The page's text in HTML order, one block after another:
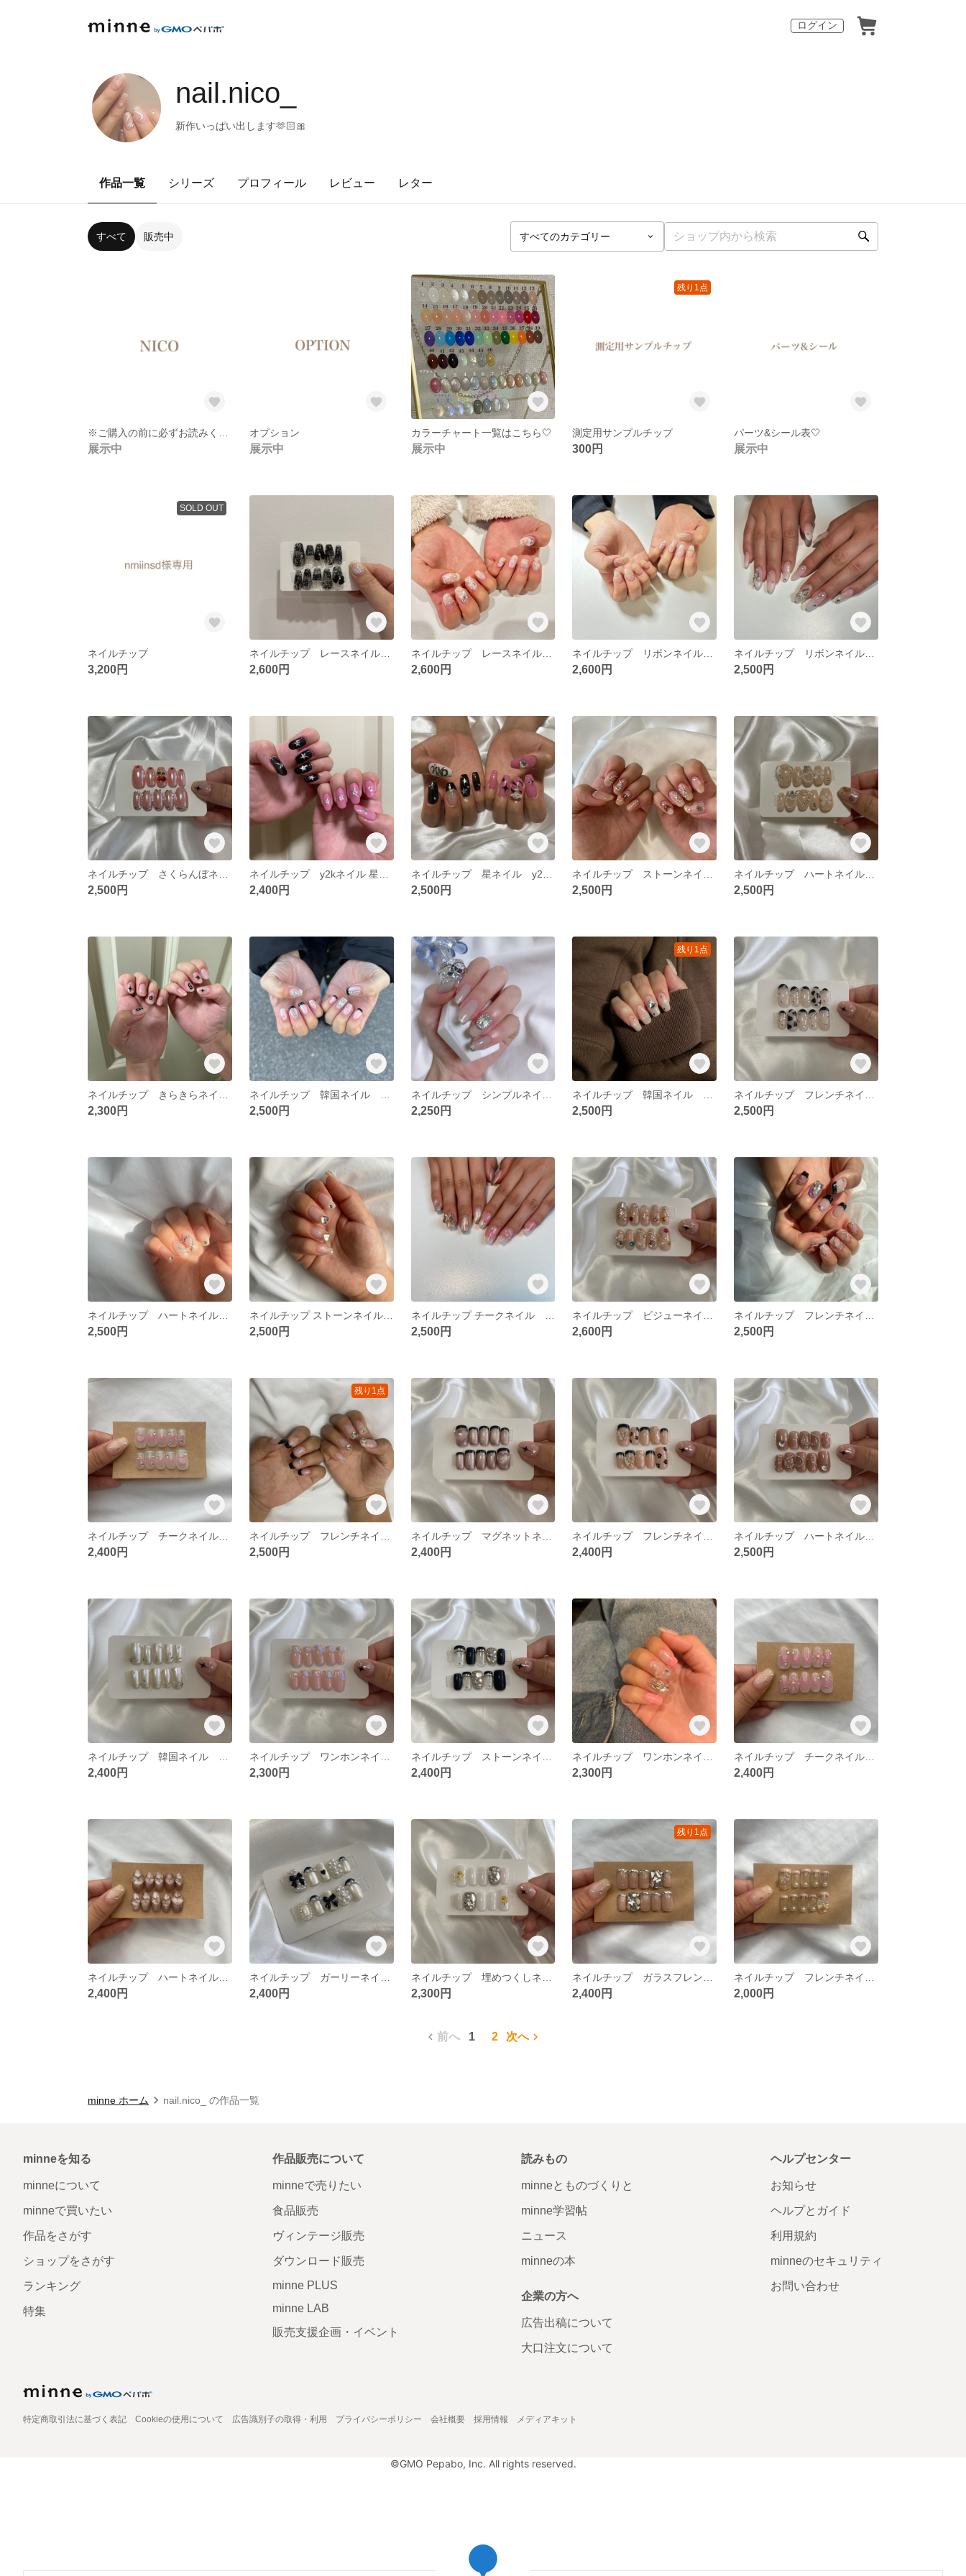
ログイン
nail.nico_
新作いっぱい出します🫶🏻🎀
作品一覧 シリーズ プロフィール レビュー レター
すべて 販売中
展示中
オプション
展示中
カラーチャート一覧はこちら🤍
展示中
残り1点
測定用サンプルチップ
300円
パーツ&シール表🤍
展示中
SOLD OUT
ネイルチップ
3,200円
ネイルチップ レースネイル リボンネイル
2,600円
ネイルチップ レースネイル リボンネイル
2,600円 2,600円 2,500円
2,500円 2,400円 2,500円 2,500円 2,500円
2,300円 2,500円 2,250円
残り1点
2,500円 2,500円
2,500円
ネイルチップ ストーンネイル ハートネイル ビジューネイル
2,500円 2,500円 2,600円 2,500円
2,400円
残り1点
2,500円 2,400円 2,400円 2,500円
2,400円 2,300円 2,400円 2,300円 2,400円
2,400円 2,400円 2,300円
残り1点
2,400円 2,000円
前へ 1 2 次へ
minne ホーム nail.nico_ の作品一覧
minneを知る
minneについて
minneで買いたい
作品をさがす
ショップをさがす
ランキング
特集
作品販売について
minneで売りたい
食品販売
ヴィンテージ販売
ダウンロード販売
minne PLUS
minne LAB
販売支援企画・イベント
読みもの
minneとものづくりと
minne学習帖
ニュース
minneの本
企業の方へ
広告出稿について
大口注文について
ヘルプセンター
お知らせ
ヘルプとガイド
利用規約
minneのセキュリティ
お問い合わせ
特定商取引法に基づく表記 Cookieの使用について 広告識別子の取得・利用 プライバシーポリシー 会社概要 採用情報 メディアキット
©GMO Pepabo, Inc. All rights reserved.